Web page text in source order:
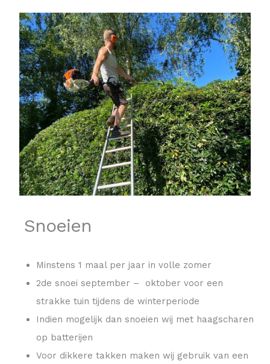
Snoeien
Minstens 1 maal per jaar in volle zomer
2de snoei september – oktober voor een
strakke tuin tijdens de winterperiode
Indien mogelijk dan snoeien wij met haagscharen
op batterijen
Voor dikkere takken maken wij gebruik van een